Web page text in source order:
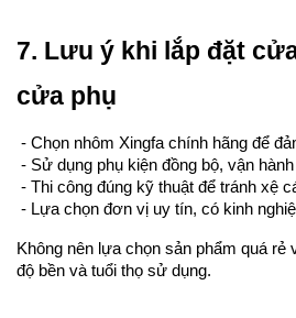
7. Lưu ý khi lắp đặt
cửa phụ
- Chọn nhôm Xingfa chính hãng để
- Sử dụng phụ kiện đồng bộ, vận
- Thi công đúng kỹ thuật để tránh xệ
- Lựa chọn đơn vị uy tín, có kinh
Không nên lựa chọn sản phẩm quá rẻ
độ bền và tuổi thọ sử dụng.